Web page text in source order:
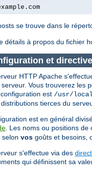
se trouve dans le
détails à propos du fichier
et
HTTP Apache
Vous trouverez les
est /usr/
tierces du
est en général
. Les noms ou positions
vos goûts et besoins,
s'effectue via des
qui définissent sa